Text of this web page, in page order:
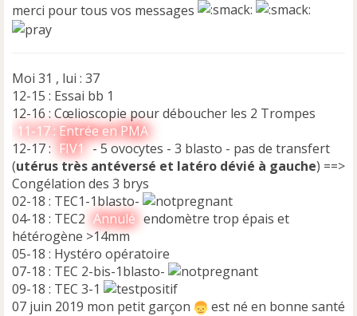
s
a
g
n
o
n
l
u
merci pour tous vos messages
Moi 31 , lui : 37
12-15 : Essai bb 1
12-16 : Cœlioscopie pour déboucher les 2 Trompes
11-17 : Entrée en PMA
12-17 : FIV1 - 5 ovocytes - 3 blasto - pas de transfert
(utérus très antéversé et latéro dévié à gauche) ==>
Congélation des 3 brys
02-18 : TEC1-1blasto-
04-18 : TEC2 Annulé endomètre trop épais et
hétérogène >14mm
05-18 : Hystéro opératoire
07-18 : TEC 2-bis-1blasto-
09-18 : TEC 3-1
07 juin 2019 mon petit garçon
est né en bonne santé